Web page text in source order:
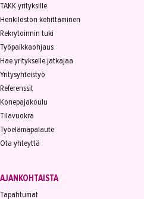
TAKK yrityksille
Henkilöstön kehittäminen
Rekrytoinnin tuki
Työpaikkaohjaus
Hae yritykselle jatkajaa
Yritysyhteistyö
Referenssit
Konepajakoulu
Tilavuokra
Työelämäpalaute
Ota yhteyttä
AJANKOHTAISTA
Tapahtumat